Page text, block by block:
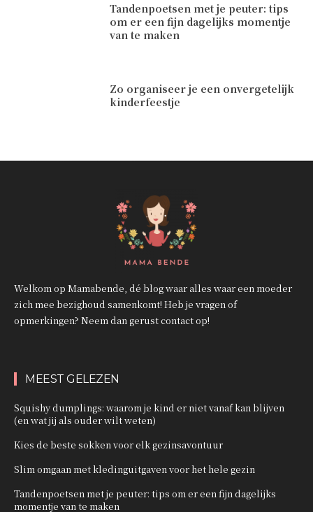
Tandenpoetsen met je peuter: tips
om er een fijn dagelijks momentje
van te maken
Zo organiseer je een onvergetelijk
kinderfeestje
Welkom op Mamabende, dé blog waar alles waar een moeder
zich mee bezighoud samenkomt! Heb je vragen of
opmerkingen? Neem dan gerust contact op!
MEEST GELEZEN
Squishy dumplings: waarom je kind er niet vanaf kan blijven
(en wat jij als ouder wilt weten)
Kies de beste sokken voor elk gezinsavontuur
Slim omgaan met kledinguitgaven voor het hele gezin
Tandenpoetsen met je peuter: tips om er een fijn dagelijks
momentje van te maken